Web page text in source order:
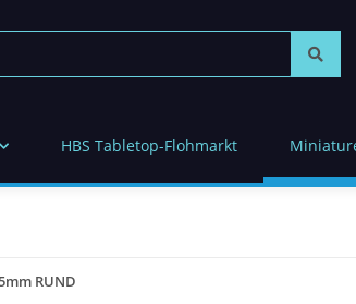
HBS Tabletop-Flohmarkt
RUND